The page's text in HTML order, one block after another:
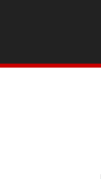
텐